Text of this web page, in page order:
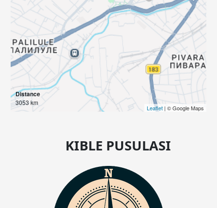
Distance
3053 km
Leaflet| © Google Maps
KIBLE PUSULASI